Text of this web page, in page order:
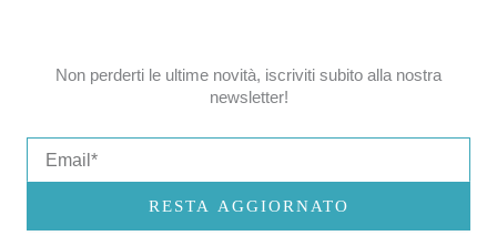
Non perderti le ultime novità, iscriviti subito alla nostra
newsletter!
RESTA AGGIORNATO